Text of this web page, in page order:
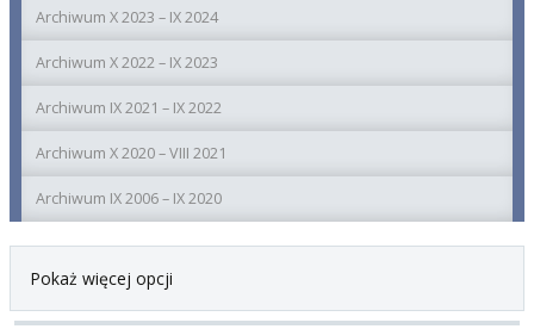
Archiwum X 2023 – IX 2024
Archiwum X 2022 – IX 2023
Archiwum IX 2021 – IX 2022
Archiwum X 2020 – VIII 2021
Archiwum IX 2006 – IX 2020
Pokaż więcej opcji